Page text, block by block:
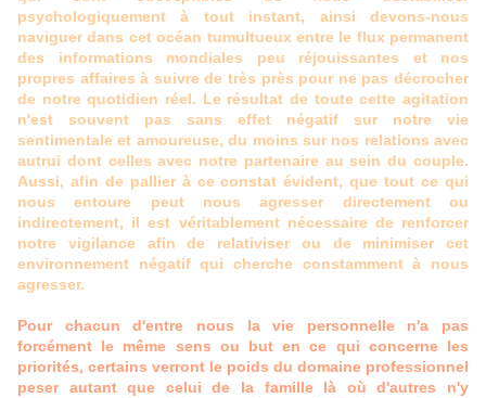
psychologiquement à tout instant, ainsi devons-nous
naviguer dans cet océan tumultueux entre le flux permanent
des informations mondiales peu réjouissantes et nos
propres affaires à suivre de très près pour ne pas décrocher
de notre quotidien réel. Le résultat de toute cette agitation
n'est souvent pas sans effet négatif sur notre vie
sentimentale et amoureuse, du moins sur nos relations avec
autrui dont celles avec notre partenaire au sein du couple.
Aussi, afin de pallier à ce constat évident, que tout ce qui
nous entoure peut nous agresser directement ou
indirectement, il est véritablement nécessaire de renforcer
notre vigilance afin de relativiser ou de minimiser cet
environnement négatif qui cherche constamment à nous
agresser.
Pour chacun d'entre nous la vie personnelle n'a pas
forcément le même sens ou but en ce qui concerne les
priorités, certains verront le poids du domaine professionnel
peser autant que celui de la famille là où d'autres n'y